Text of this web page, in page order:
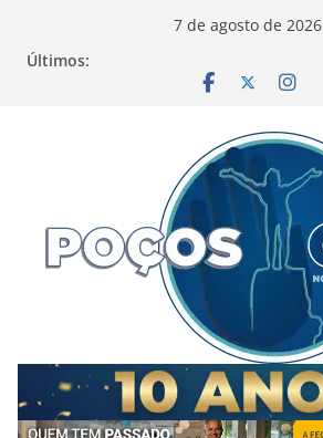
7 de agosto de 2026
Últimos: